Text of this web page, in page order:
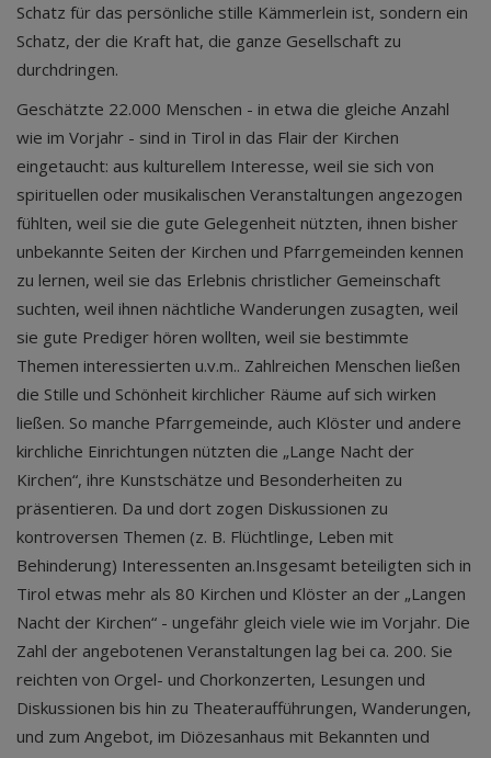
Schatz für das persönliche stille Kämmerlein ist, sondern ein
Schatz, der die Kraft hat, die ganze Gesellschaft zu
durchdringen.
Geschätzte 22.000 Menschen - in etwa die gleiche Anzahl
wie im Vorjahr - sind in Tirol in das Flair der Kirchen
eingetaucht: aus kulturellem Interesse, weil sie sich von
spirituellen oder musikalischen Veranstaltungen angezogen
fühlten, weil sie die gute Gelegenheit nützten, ihnen bisher
unbekannte Seiten der Kirchen und Pfarrgemeinden kennen
zu lernen, weil sie das Erlebnis christlicher Gemeinschaft
suchten, weil ihnen nächtliche Wanderungen zusagten, weil
sie gute Prediger hören wollten, weil sie bestimmte
Themen interessierten u.v.m.. Zahlreichen Menschen ließen
die Stille und Schönheit kirchlicher Räume auf sich wirken
ließen. So manche Pfarrgemeinde, auch Klöster und andere
kirchliche Einrichtungen nützten die „Lange Nacht der
Kirchen“, ihre Kunstschätze und Besonderheiten zu
präsentieren. Da und dort zogen Diskussionen zu
kontroversen Themen (z. B. Flüchtlinge, Leben mit
Behinderung) Interessenten an.Insgesamt beteiligten sich in
Tirol etwas mehr als 80 Kirchen und Klöster an der „Langen
Nacht der Kirchen“ - ungefähr gleich viele wie im Vorjahr. Die
Zahl der angebotenen Veranstaltungen lag bei ca. 200. Sie
reichten von Orgel- und Chorkonzerten, Lesungen und
Diskussionen bis hin zu Theateraufführungen, Wanderungen,
und zum Angebot, im Diözesanhaus mit Bekannten und